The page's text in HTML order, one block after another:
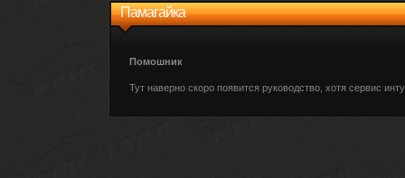
Памагайка
Помошник
Тут наверно скоро появится руководство, хотя сервис